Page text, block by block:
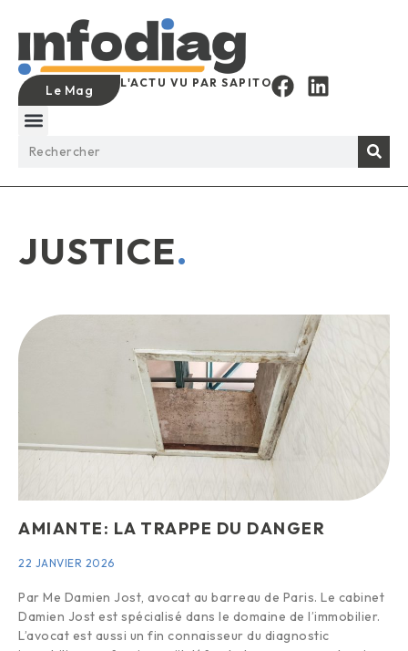
Le Mag L'ACTU VU PAR SAPITO
JUSTICE.
AMIANTE: LA TRAPPE DU DANGER
22 JANVIER 2026
Par Me Damien Jost, avocat au barreau de Paris. Le cabinet
Damien Jost est spécialisé dans le domaine de l’immobilier.
L’avocat est aussi un fin connaisseur du diagnostic